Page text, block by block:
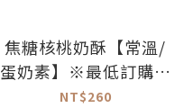
焦糖核桃奶酥【常溫/
蛋奶素】※最低訂購量
5盒
NT$260